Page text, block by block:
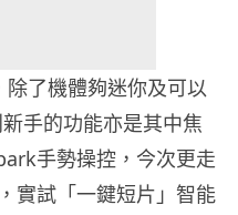
了機體夠迷你及可以
手的功能亦是其中焦
手勢操控，今次更走
實試「一鍵短片」智能